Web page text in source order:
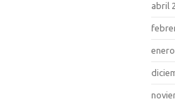
abril